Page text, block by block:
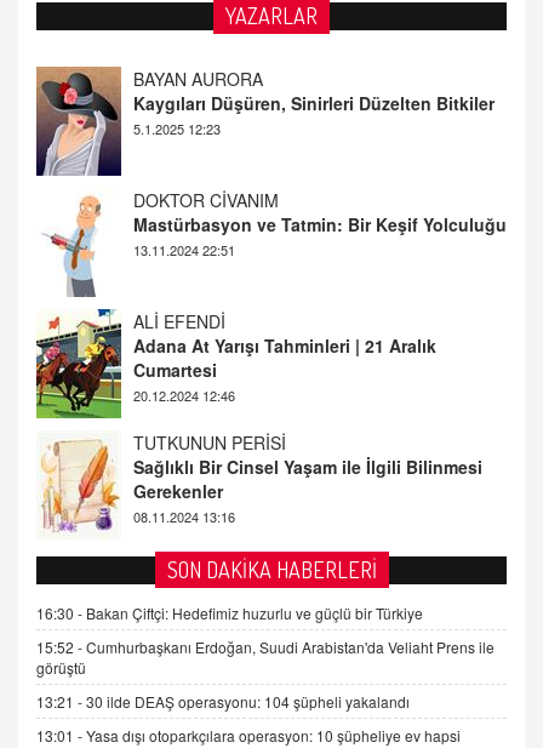
YAZARLAR
DOKTOR CİVANIM
Mastürbasyon ve Tatmin: Bir Keşif Yolculuğu
13.11.2024 22:51
ALİ EFENDİ
Adana At Yarışı Tahminleri | 21 Aralık
Cumartesi
TUTKUNUN PERİSİ
Sağlıklı Bir Cinsel Yaşam ile İlgili Bilinmesi
Gerekenler
08.11.2024 13:16
FARUK ÖNALAN
Tezkere Onaylanmasaydı…
2 Kasım 2021 Salı 00:11
AV. DOĞAN CAN DOĞAN
Kişisel verilerin korunması ve dijital hukukun
gelişimi
15.09.2025 16:17
SEHER EREK
Kış Ayları Geldi, Hangi Önlemler Alınmalı?
9.12.2025 10:11
SON DAKİKA HABERLERİ
16:30 - Bakan Çiftçi: Hedefimiz huzurlu ve güçlü bir Türkiye
15:52 -Cumhurbaşkanı Erdoğan, Suudi Arabistan'da Veliaht Prens ile
görüştü
13:21 -30 ilde DEAŞ operasyonu: 104 şüpheli yakalandı
13:01 -Yasa dışı otoparkçılara operasyon: 10 şüpheliye ev hapsi